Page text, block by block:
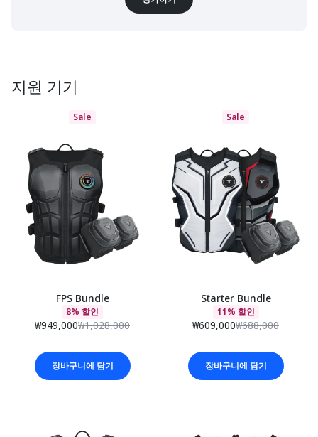
지원 기기
Sale
FPS Bundle
8% 할인
₩949,000₩1,028,000
장바구니에 담기
Sale
Starter Bundle
11% 할인
₩609,000₩688,000
장바구니에 담기